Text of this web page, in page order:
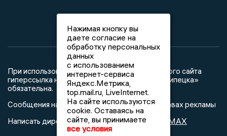
При использовании любого материала с данного сайта
гиперссылка на Сетевое издание «Новости Липецка»
обязательна.
Сообщения на сером фоне размещены на правах рекламы
Написать директору в телеграм@mazov MAX
Нажимая кнопку вы
даете согласие на
обработку персональных
данных
с использованием
интернет-сервиса
Яндекс.Метрика,
top.mail.ru, LiveInternet.
На сайте используются
cookie. Оставаясь на
сайте, вы принимаете
все условия